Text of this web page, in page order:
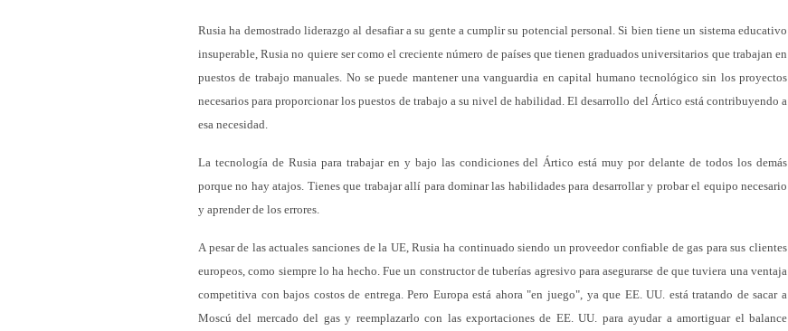
Rusia ha demostrado liderazgo al desafiar a su gente a cumplir su potencial personal. Si bien tiene un sistema educativo
insuperable, Rusia no quiere ser como el creciente número de países que tienen graduados universitarios que trabajan en
puestos de trabajo manuales. No se puede mantener una vanguardia en capital humano tecnológico sin los proyectos
necesarios para proporcionar los puestos de trabajo a su nivel de habilidad. El desarrollo del Ártico está contribuyendo a
esa necesidad.
La tecnología de Rusia para trabajar en y bajo las condiciones del Ártico está muy por delante de todos los demás
porque no hay atajos. Tienes que trabajar allí para dominar las habilidades para desarrollar y probar el equipo necesario
y aprender de los errores.
A pesar de las actuales sanciones de la UE, Rusia ha continuado siendo un proveedor confiable de gas para sus clientes
europeos, como siempre lo ha hecho. Fue un constructor de tuberías agresivo para asegurarse de que tuviera una ventaja
competitiva con bajos costos de entrega. Pero Europa está ahora "en juego", ya que EE. UU. está tratando de sacar a
Moscú del mercado del gas y reemplazarlo con las exportaciones de EE. UU. para ayudar a amortiguar el balance